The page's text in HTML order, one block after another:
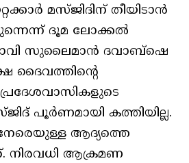
മസ്ജിദിന് തീയിടാന്‍
ദൂമ ലോക്കല്‍
സുലൈമാന്‍ ദവാബ്‌ഷെ
ദൈവത്തിന്റെ
പൂര്‍ണമായി കത്തിയില്ല.
ആദ്യത്തെ
നിരവധി ആക്രമണ